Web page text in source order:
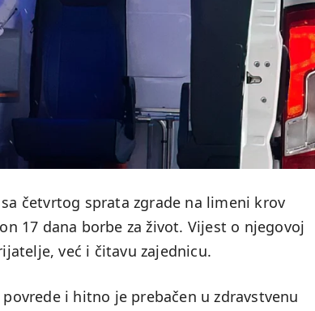
četvrtog sprata zgrade na limeni krov
17 dana borbe za život. Vijest o njegovoj
već i čitavu zajednicu.
i hitno je prebačen u zdravstvenu